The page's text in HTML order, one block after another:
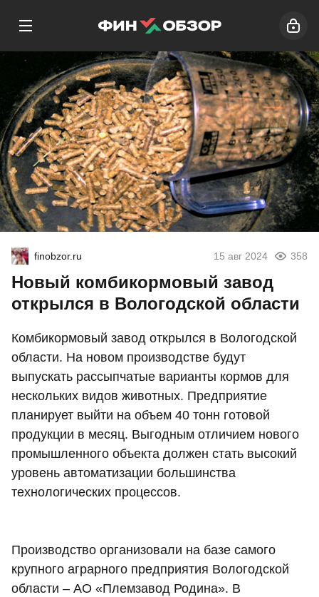
finobzor.ru 15 авг 2024 358
Новый комбикормовый завод
открылся в Вологодской области
Комбикормовый завод открылся в Вологодской
области. На новом производстве будут
выпускать рассыпчатые варианты кормов для
нескольких видов животных. Предприятие
планирует выйти на объем 40 тонн готовой
продукции в месяц. Выгодным отличием нового
промышленного объекта должен стать высокий
уровень автоматизации большинства
технологических процессов.
Производство организовали на базе самого
крупного аграрного предприятия Вологодской
области – АО «Племзавод Родина». В